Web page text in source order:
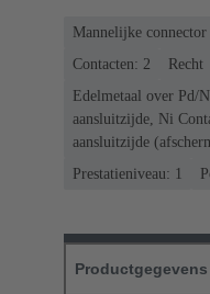
Mannelijke connector
Contacten: 2
Recht
Edelmetaal over Pd/
aansluitzijde, Ni
aansluitzijde
Prestatieniveau: 1
Productgegevens